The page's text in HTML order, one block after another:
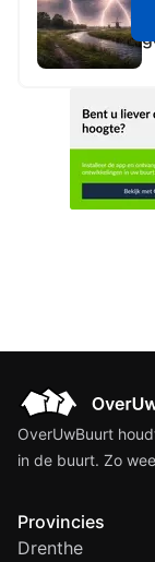
OverUwBuurt
in de buurt. Zo
Provincies
Drenthe